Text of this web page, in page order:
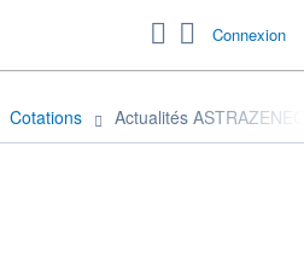
Connexion
Cotations Actualités